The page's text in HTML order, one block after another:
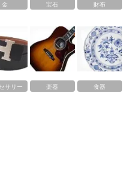
金 宝石 財布
サリー 楽器 食器